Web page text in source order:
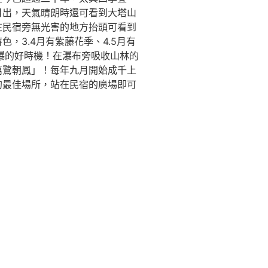
，天氣晴朗時還可看到大塔山
宿旁無光害的地方抬頭可看到
，3.4月有紫藤花季、4.5月有
好時機！在瀑布旁吸收山林的
朝鳳」！每年九月開始成千上
佳場所，站在民宿的廣場即可